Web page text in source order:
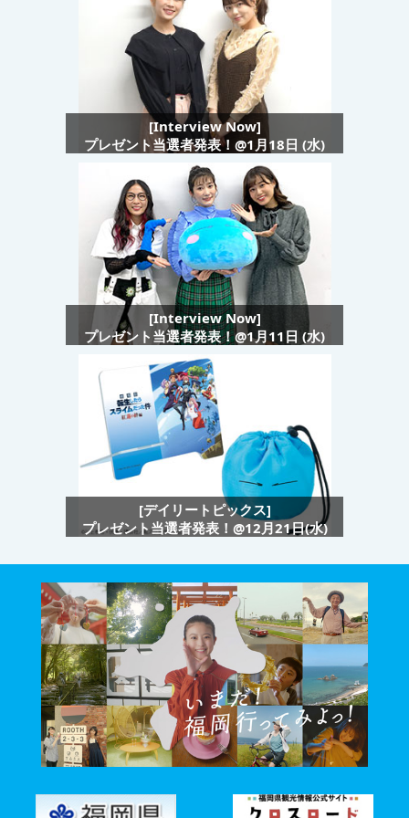
[Interview Now]
プレゼント当選者発表！@1月18日 (水)
[Interview Now]
プレゼント当選者発表！@1月11日 (水)
[デイリートピックス]
プレゼント当選者発表！@12月21日(水)